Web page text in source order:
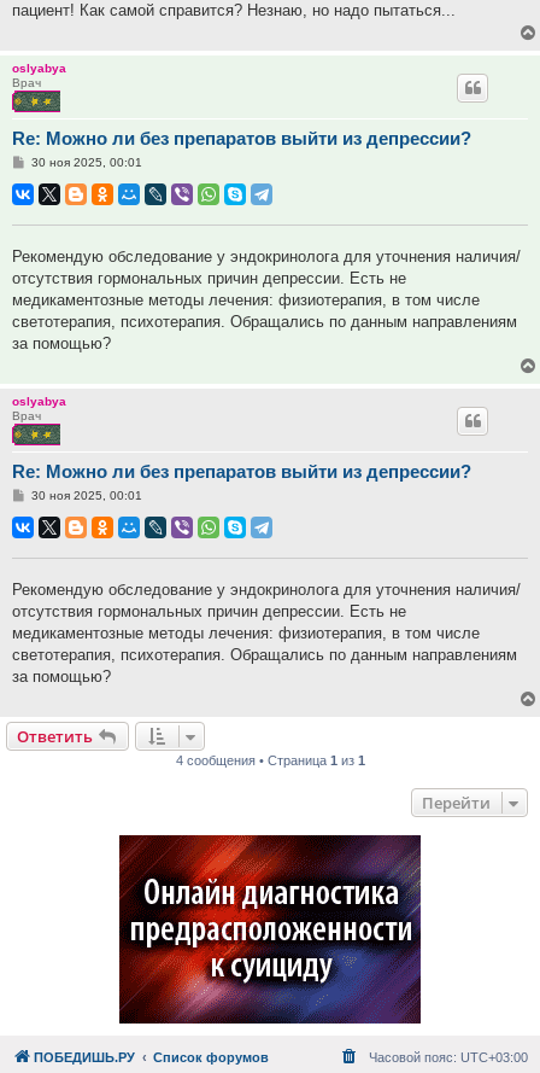
пациент! Как самой справится? Незнаю, но надо пытаться...
oslyabya
Врач
Re: Можно ли без препаратов выйти из депрессии?
Сообщение
30 ноя 2025, 00:01
Рекомендую обследование у эндокринолога для уточнения наличия/
отсутствия гормональных причин депрессии. Есть не
медикаментозные методы лечения: физиотерапия, в том числе
светотерапия, психотерапия. Обращались по данным направлениям
за помощью?
oslyabya
Врач
Re: Можно ли без препаратов выйти из депрессии?
Сообщение
30 ноя 2025, 00:01
Рекомендую обследование у эндокринолога для уточнения наличия/
отсутствия гормональных причин депрессии. Есть не
медикаментозные методы лечения: физиотерапия, в том числе
светотерапия, психотерапия. Обращались по данным направлениям
за помощью?
Ответить
4 сообщения • Страница 1из 1
Перейти
ПОБЕДИШЬ.РУ Список форумов Часовой пояс: UTC+03:00